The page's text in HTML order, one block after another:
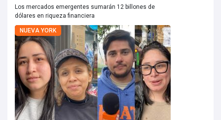
Los mercados emergentes sumarán 12 billones de
dólares en riqueza financiera
NUEVA YORK